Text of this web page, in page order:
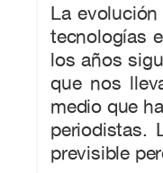
La
tecnologías
los años
que nos
medio que
periodistas.
previsible